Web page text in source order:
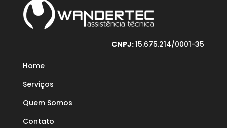
CNPJ:15.675.214/0001-35
Home
Serviços
Quem Somos
Contato